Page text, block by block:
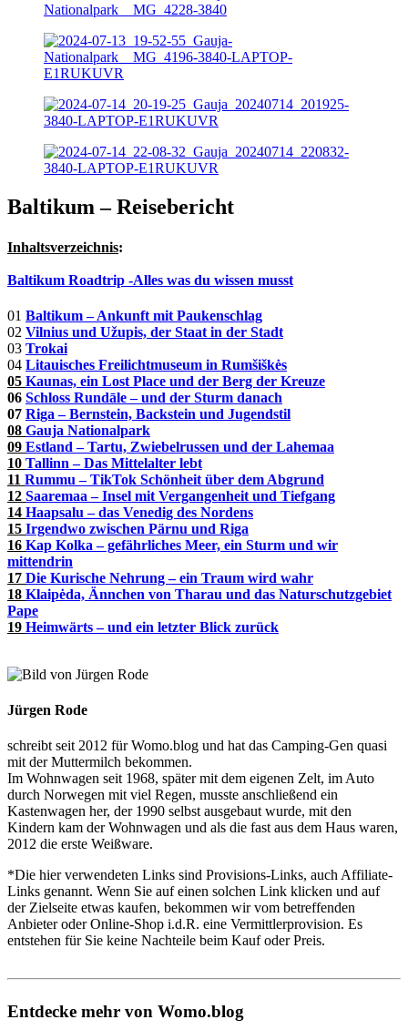
Baltikum – Reisebericht
Inhaltsverzeichnis:
Baltikum Roadtrip -Alles was du wissen musst
01 Baltikum – Ankunft mit Paukenschlag
02 Vilnius und Užupis, der Staat in der Stadt
03 Trokai
04 Litauisches Freilichtmuseum in Rumšiškės
05 Kaunas, ein Lost Place und der Berg der Kreuze
06 Schloss Rundāle – und der Sturm danach
07 Riga – Bernstein, Backstein und Jugendstil
08 Gauja Nationalpark
09 Estland – Tartu, Zwiebelrussen und der Lahemaa
10 Tallinn – Das Mittelalter lebt
11 Rummu – TikTok Schönheit über dem Abgrund
12 Saaremaa – Insel mit Vergangenheit und Tiefgang
14 Haapsalu – das Venedig des Nordens
15 Irgendwo zwischen Pärnu und Riga
16 Kap Kolka – gefährliches Meer, ein Sturm und wir
mittendrin
17 Die Kurische Nehrung – ein Traum wird wahr
18 Klaipėda, Ännchen von Tharau und das Naturschutzgebiet
Pape
19 Heimwärts – und ein letzter Blick zurück
Jürgen Rode
schreibt seit 2012 für Womo.blog und hat das Camping-Gen quasi
mit der Muttermilch bekommen.
Im Wohnwagen seit 1968, später mit dem eigenen Zelt, im Auto
durch Norwegen mit viel Regen, musste anschließend ein
Kastenwagen her, der 1990 selbst ausgebaut wurde, mit den
Kindern kam der Wohnwagen und als die fast aus dem Haus waren,
2012 die erste Weißware.
*Die hier verwendeten Links sind Provisions-Links, auch Affiliate-
Links genannt. Wenn Sie auf einen solchen Link klicken und auf
der Zielseite etwas kaufen, bekommen wir vom betreffenden
Anbieter oder Online-Shop i.d.R. eine Vermittlerprovision. Es
entstehen für Sie keine Nachteile beim Kauf oder Preis.
Entdecke mehr von Womo.blog